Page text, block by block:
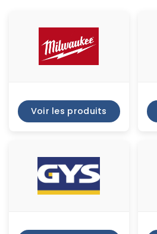
Voir les produits